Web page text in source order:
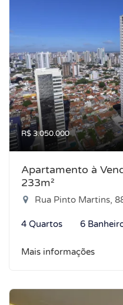
R$ 3.050.000
Apartamento à
233m²
Rua Pinto Martins,
4 Quartos 6
Mais informações